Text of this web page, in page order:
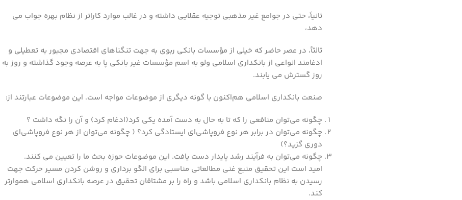
ثانیاً، حتی در جوامع غیر مذهبی توجیه عقلایی داشته و در غالب موارد کاراتر از نظام بهره جواب می
دهد،
ثالثاً، در عصر حاضر که خیلی از مؤسسات بانکی ربوی به جهت تنگناهای اقتصادی مجبور به تعطیلی و
ادغامند انواعی از بانکداری اسلامی ولو به اسم مؤسسات غیر بانکی پا به عرصه وجود گذاشته و روز به
روز گسترش می یابند.
صنعت بانکداری اسلامی هم‌اکنون با گونه دیگری از موضوعات مواجه است. این موضوعات عبارتند از:
چگونه می‌توان منافعی را که تا به حال به دست آمده یکی کرد(ادغام کرد) و آن را نگه داشت ؟
چگونه می‌توان در برابر هر نوع فروپاشی‌ای ایستادگی کرد؟ ( چگونه می‌توان از هر نوع فروپاشی‌ای
دوری گزید؟)
چگونه می‌توان به فرآیند رشد پایدار دست یافت. این موضوعات حوزه بحث ما را تعیین می کنند.
امید است این تحقیق منبع غنی مطالعاتی مناسبی برای الگو برداری و روشن کردن مسیر حرکت جهت
رسیدن به نظام بانکداری اسلامی باشد و راه را بر مشتاقان تحقیق در عرصه بانکداری اسلامی هموارتر
کند.